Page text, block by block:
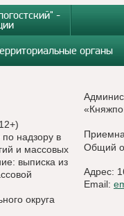
-
органы
надзору в
и массовых
выписка из
округа
Общий
Адрес:
Email: